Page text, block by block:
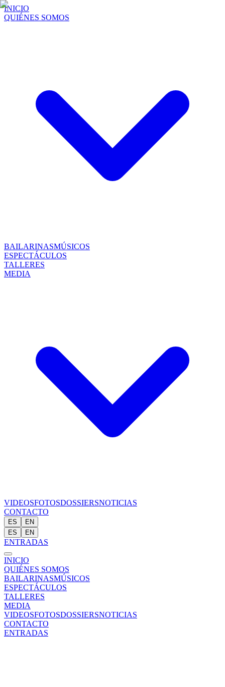
INICIO
QUIÉNES SOMOS
BAILARINASMÚSICOS
ESPECTÁCULOS
TALLERES
MEDIA
VIDEOSFOTOSDOSSIERSNOTICIAS
CONTACTO
ES
EN
ES
EN
ENTRADAS
INICIO
QUIÉNES SOMOS
BAILARINASMÚSICOS
ESPECTÁCULOS
TALLERES
MEDIA
VIDEOSFOTOSDOSSIERSNOTICIAS
CONTACTO
ENTRADAS